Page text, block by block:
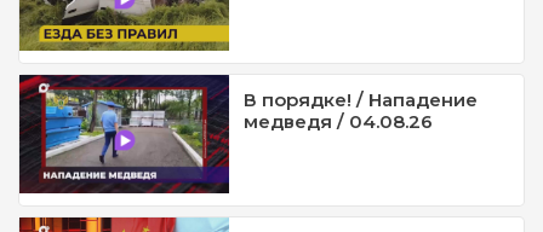
В порядке! / Нападение
медведя / 04.08.26